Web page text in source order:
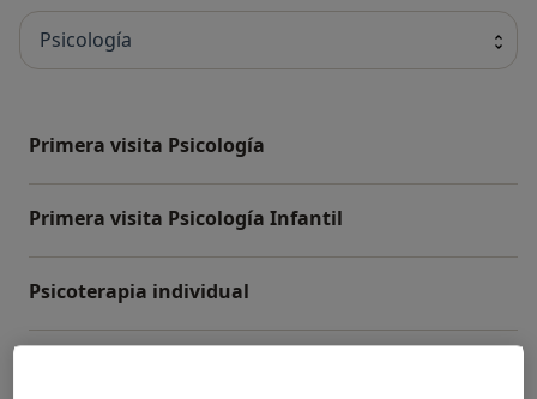
Psicología
Primera visita Psicología
Primera visita Psicología Infantil
Psicoterapia individual